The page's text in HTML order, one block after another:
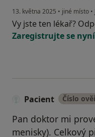
13. května 2025 • jiné místo •
Vy jste ten lékař?
Zaregistrujte se nyní
Pacient Číslo
Pan doktor mi
menisky). Celkový